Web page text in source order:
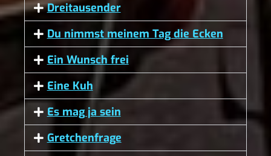
Dreitausender
Du nimmst meinem Tag die Ecken
Ein Wunsch frei
Eine Kuh
Es mag ja sein
Gretchenfrage